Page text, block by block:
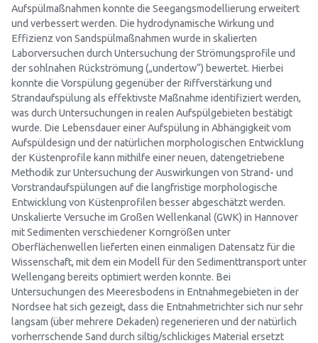
Aufspülmaßnahmen konnte die Seegangsmodellierung erweitert
und verbessert werden. Die hydrodynamische Wirkung und
Effizienz von Sandspülmaßnahmen wurde in skalierten
Laborversuchen durch Untersuchung der Strömungsprofile und
der sohlnahen Rückströmung („undertow“) bewertet. Hierbei
konnte die Vorspülung gegenüber der Riffverstärkung und
Strandaufspülung als effektivste Maßnahme identifiziert werden,
was durch Untersuchungen in realen Aufspülgebieten bestätigt
wurde. Die Lebensdauer einer Aufspülung in Abhängigkeit vom
Aufspüldesign und der natürlichen morphologischen Entwicklung
der Küstenprofile kann mithilfe einer neuen, datengetriebene
Methodik zur Untersuchung der Auswirkungen von Strand- und
Vorstrandaufspülungen auf die langfristige morphologische
Entwicklung von Küstenprofilen besser abgeschätzt werden.
Unskalierte Versuche im Großen Wellenkanal (GWK) in Hannover
mit Sedimenten verschiedener Korngrößen unter
Oberflächenwellen lieferten einen einmaligen Datensatz für die
Wissenschaft, mit dem ein Modell für den Sedimenttransport unter
Wellengang bereits optimiert werden konnte. Bei
Untersuchungen des Meeresbodens in Entnahmegebieten in der
Nordsee hat sich gezeigt, dass die Entnahmetrichter sich nur sehr
langsam (über mehrere Dekaden) regenerieren und der natürlich
vorherrschende Sand durch siltig/schlickiges Material ersetzt